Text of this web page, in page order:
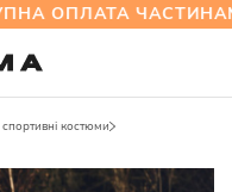
ОПЛАТА
костюми